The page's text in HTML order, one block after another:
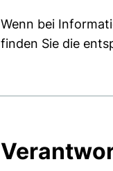
Wenn bei
finden Sie die